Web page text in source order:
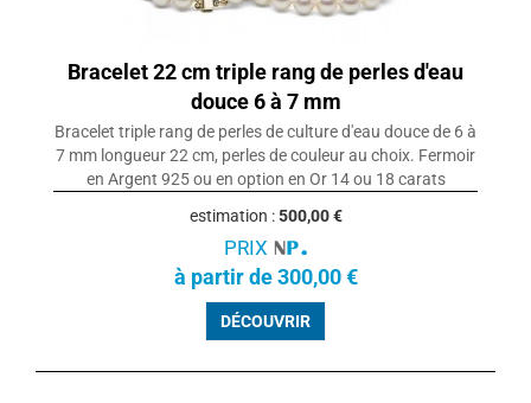
Bracelet 22 cm triple rang de perles d'eau
douce 6 à 7 mm
Bracelet triple rang de perles de culture d'eau douce de 6 à
7 mm longueur 22 cm, perles de couleur au choix. Fermoir
en Argent 925 ou en option en Or 14 ou 18 carats
estimation :500,00 €
PRIX
à partir de 300,00 €
DÉCOUVRIR